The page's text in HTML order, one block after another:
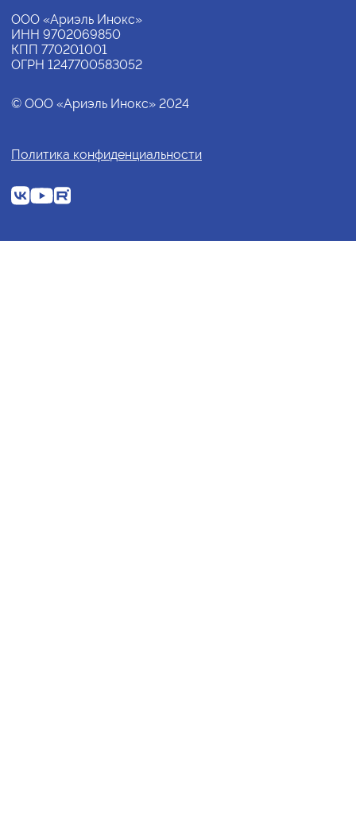
ООО «Ариэль Инокс»
ИНН 9702069850
КПП 770201001
ОГРН 1247700583052
© ООО «Ариэль Инокс» 2024
Политика конфиденциальности